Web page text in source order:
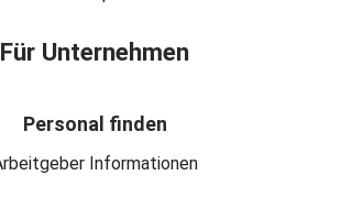
Für Unternehmen
Personal finden
Informationen